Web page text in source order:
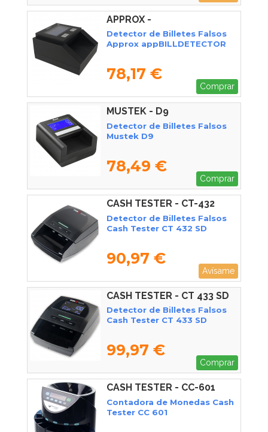
APPROX -
APPBILLDETECTOR
Detector de Billetes Falsos
Approx appBILLDETECTOR
78,17 €
Comprar
MUSTEK - D9
Detector de Billetes Falsos
Mustek D9
78,49 €
Comprar
CASH TESTER - CT-432
Detector de Billetes Falsos
Cash Tester CT 432 SD
90,97 €
Avísame
CASH TESTER - CT 433 SD
Detector de Billetes Falsos
Cash Tester CT 433 SD
99,97 €
Comprar
CASH TESTER - CC-601
Contadora de Monedas Cash
Tester CC 601